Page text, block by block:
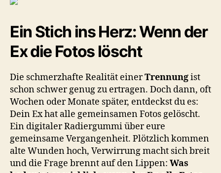
Signal
Löschaktion
–
Psychologie
deine
Chance
Ein Stich ins Herz: Wenn der
Ex die Fotos löscht
Die schmerzhafte Realität einerTrennungist
schon schwer genug zu ertragen. Doch dann, oft
Wochen oder Monate später, entdeckst du es:
Dein Ex hat alle gemeinsamen Fotos gelöscht.
Ein digitaler Radiergummi über eure
gemeinsame Vergangenheit. Plötzlich kommen
alte Wunden hoch, Verwirrung macht sich breit
und die Frage brennt auf den Lippen: Was